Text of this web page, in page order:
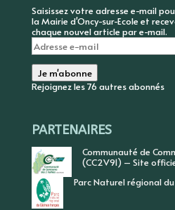
Saisissez votre adresse e-mail
la Mairie d'Oncy-sur-Ecole et
chaque nouvel article par e-mail.
Adresse
e-
mail
Je m'abonne
Rejoignez les 76 autres abonnés
PARTENAIRES
Communauté de
(CC2V91) – Site
Parc Naturel régional